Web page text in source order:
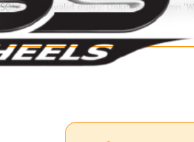
SQL Error: Invalid query: Unknown column